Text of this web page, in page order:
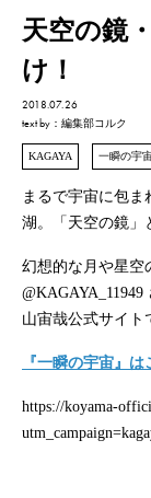
天空の鏡
け！
2018.07.26
text by ：編集部コルク
KAGAYA 一瞬の宇
まるで宇宙に包ま
湖。「天空の鏡
幻想的な月や星空
山宙哉公式サイト
『一瞬の宇宙』は
https://koyama-